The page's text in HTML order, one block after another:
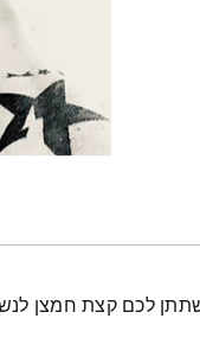
לכם קצת חמצן